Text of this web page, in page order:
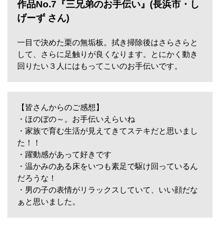
作品No.7『三兄弟のお手伝い』(長浜市・し
げーず さん)
一目で決めた栗の無垢板。拭き掃除後はさらさらと
して、さらに足触りが良くなります。とにかく動き
回りたい３人にはもってこいのお手伝いです。
【皆さんからのご感想】
・ほのぼの～。お手伝いえらいね
・家族で育む生活が見えてきてステキだと思いまし
た！！
・躍動感があって好きです
・温かみのある床をいつも素足で駆け回っているん
だろうな！
・男の子の表情がリラックスしていて、いい顔だな
ぁと思いました。